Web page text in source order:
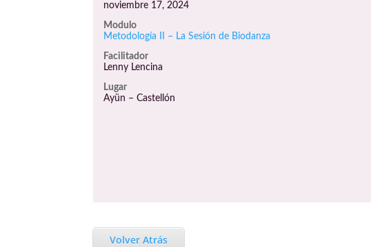
noviembre 17, 2024
Modulo
Metodología II – La Sesión de Biodanza
Facilitador
Lenny Lencina
Lugar
Ayün – Castellón
Volver Atrás